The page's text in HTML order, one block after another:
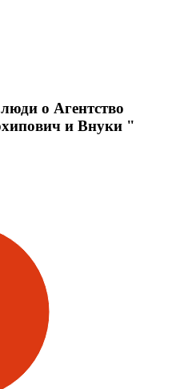
о Агентство
и Внуки "